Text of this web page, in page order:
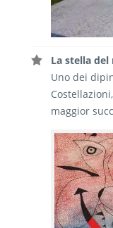
La stella
Uno dei
maggior